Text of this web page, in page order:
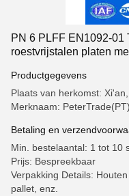
PN 6 PLFF EN1092-01
roestvrijstalen platen
Productgegevens
Plaats van herkomst:
Merknaam: PeterTrade(PT)
Betaling en
Min. bestelaantal: 1 tot 10
Prijs: Bespreekbaar
Verpakking Details:
pallet, enz.